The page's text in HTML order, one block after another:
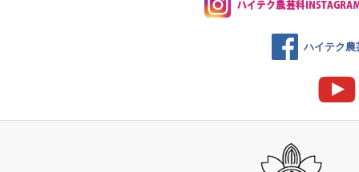
ハイテク